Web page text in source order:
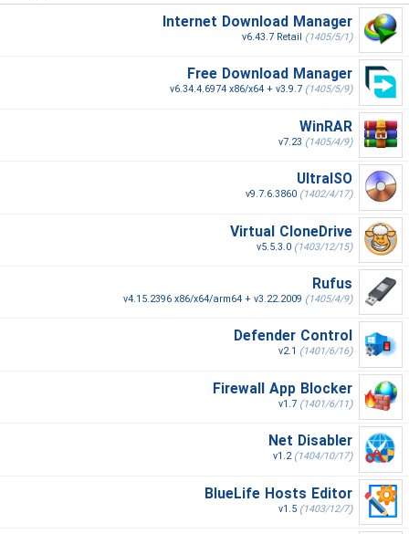
Internet Download Manager
v6.43.7 Retail (1405/5/1)
Free Download Manager
v6.34.4.6974 x86/x64 + v3.9.7 (1405/5/9)
WinRAR
v7.23 (1405/4/9)
UltraISO
v9.7.6.3860 (1402/4/17)
Virtual CloneDrive
v5.5.3.0 (1403/12/15)
Rufus
v4.15.2396 x86/x64/arm64 + v3.22.2009 (1405/4/9)
Defender Control
v2.1 (1401/6/16)
Firewall App Blocker
v1.7 (1401/6/11)
Net Disabler
v1.2(1404/10/17)
BlueLife Hosts Editor
v1.5 (1403/12/7)